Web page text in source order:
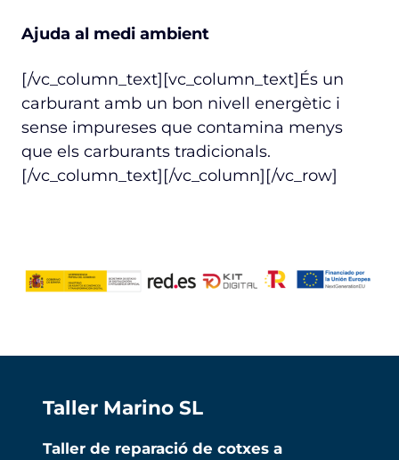
Ajuda al medi ambient
[/vc_column_text][vc_column_text]És un
carburant amb un bon nivell energètic i
sense impureses que contamina menys
que els carburants tradicionals.
[/vc_column_text][/vc_column][/vc_row]
Taller Marino SL
Taller de reparació de cotxes a